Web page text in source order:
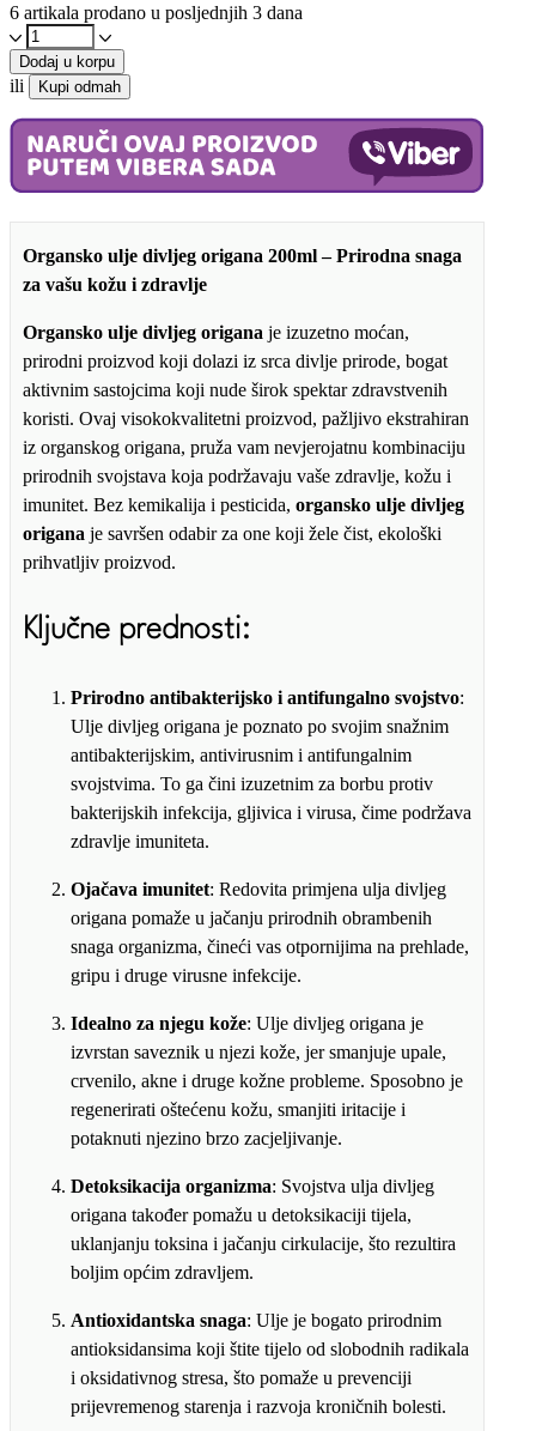
6 artikala prodano u posljednjih 3 dana
Ulje
divljeg
origana
200ml
-
Organsko
količina
Dodaj u korpu
ili Kupi odmah
Organsko ulje divljeg origana 200ml – Prirodna snaga
za vašu kožu i zdravlje
Organsko ulje divljeg origana je izuzetno moćan,
prirodni proizvod koji dolazi iz srca divlje prirode, bogat
aktivnim sastojcima koji nude širok spektar zdravstvenih
koristi. Ovaj visokokvalitetni proizvod, pažljivo ekstrahiran
iz organskog origana, pruža vam nevjerojatnu kombinaciju
prirodnih svojstava koja podržavaju vaše zdravlje, kožu i
imunitet. Bez kemikalija i pesticida, organsko ulje divljeg
origana je savršen odabir za one koji žele čist, ekološki
prihvatljiv proizvod.
Ključne prednosti:
Prirodno antibakterijsko i antifungalno svojstvo:
Ulje divljeg origana je poznato po svojim snažnim
antibakterijskim, antivirusnim i antifungalnim
svojstvima. To ga čini izuzetnim za borbu protiv
bakterijskih infekcija, gljivica i virusa, čime podržava
zdravlje imuniteta.
Ojačava imunitet: Redovita primjena ulja divljeg
origana pomaže u jačanju prirodnih obrambenih
snaga organizma, čineći vas otpornijima na prehlade,
gripu i druge virusne infekcije.
Idealno za njegu kože: Ulje divljeg origana je
izvrstan saveznik u njezi kože, jer smanjuje upale,
crvenilo, akne i druge kožne probleme. Sposobno je
regenerirati oštećenu kožu, smanjiti iritacije i
potaknuti njezino brzo zacjeljivanje.
Detoksikacija organizma: Svojstva ulja divljeg
origana također pomažu u detoksikaciji tijela,
uklanjanju toksina i jačanju cirkulacije, što rezultira
boljim općim zdravljem.
Antioxidantska snaga: Ulje je bogato prirodnim
antioksidansima koji štite tijelo od slobodnih radikala
i oksidativnog stresa, što pomaže u prevenciji
prijevremenog starenja i razvoja kroničnih bolesti.